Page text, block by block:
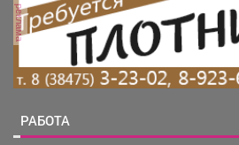
реклама
РАБОТА